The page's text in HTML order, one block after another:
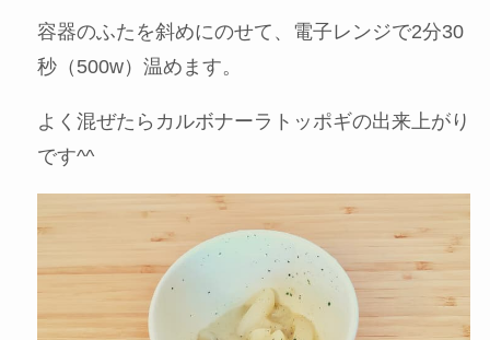
容器のふたを斜めにのせて、電子レンジで2分30
秒（500w）温めます。
よく混ぜたらカルボナーラトッポギの出来上がり
です^^